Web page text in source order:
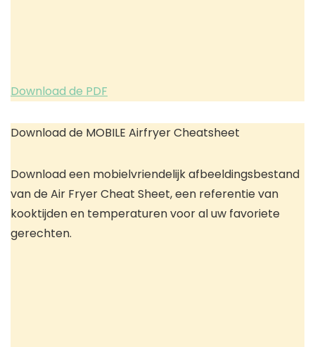
Download de PDF
Download de MOBILE Airfryer Cheatsheet
Download een mobielvriendelijk afbeeldingsbestand
van de Air Fryer Cheat Sheet, een referentie van
kooktijden en temperaturen voor al uw favoriete
gerechten.